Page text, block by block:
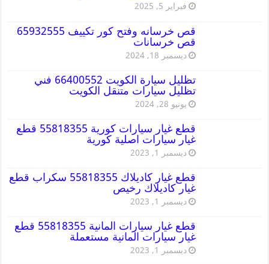
فبراير 5, 2025
قص خرسانه وفتح كور تكييف 65932555
قص خرسانات
ديسمبر 18, 2024
تظليل سيارة الكويت 66400552 فني
تظليل سيارات متنقل الكويت
يونيو 28, 2024
قطع غيار سيارات كورية 55818355 قطع
غيار سيارات اصلية كورية
ديسمبر 1, 2023
قطع غيار كاديلاك 55818355 سكراب قطع
غيار كاديلاك رخيص
ديسمبر 1, 2023
قطع غيار سيارات المانية 55818355 قطع
غيار سيارات المانية مستعملة
ديسمبر 1, 2023